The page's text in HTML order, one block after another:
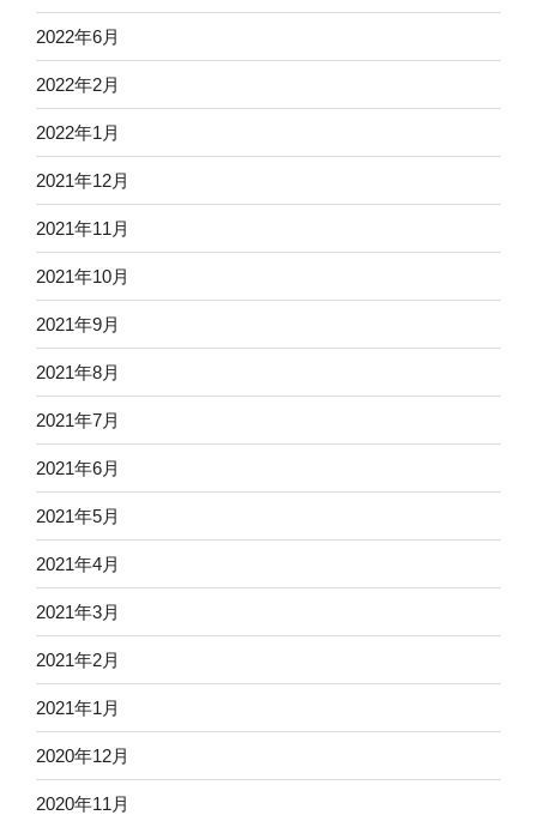
2022年6月
2022年2月
2022年1月
2021年12月
2021年11月
2021年10月
2021年9月
2021年8月
2021年7月
2021年6月
2021年5月
2021年4月
2021年3月
2021年2月
2021年1月
2020年12月
2020年11月